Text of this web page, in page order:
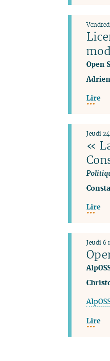
Open
Lire
«
Jeudi
Lire
Jeudi 6
Lire